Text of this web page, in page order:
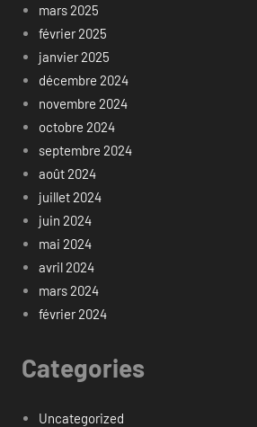
mars 2025
février 2025
janvier 2025
décembre 2024
novembre 2024
octobre 2024
septembre 2024
août 2024
juillet 2024
juin 2024
mai 2024
avril 2024
mars 2024
février 2024
Categories
Uncategorized